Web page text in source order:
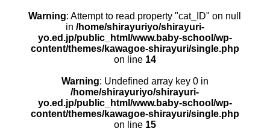
Warning: Attempt to read property "cat_ID" on null
in /home/shirayuriyo/shirayuri-
yo.ed.jp/public_html/www.baby-school/wp-
content/themes/kawagoe-shirayuri/single.php
on line 14
Warning: Undefined array key 0 in
/home/shirayuriyo/shirayuri-
yo.ed.jp/public_html/www.baby-school/wp-
content/themes/kawagoe-shirayuri/single.php
on line 15